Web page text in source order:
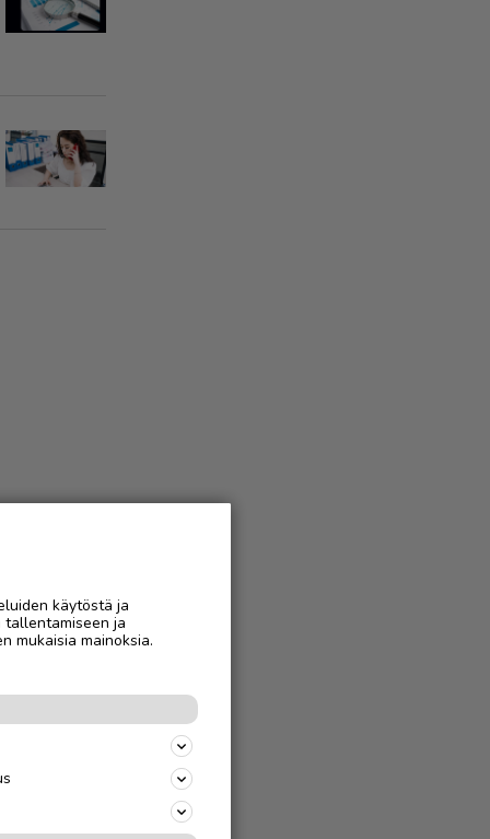
käytöstä ja
ja
mukaisia mainoksia.